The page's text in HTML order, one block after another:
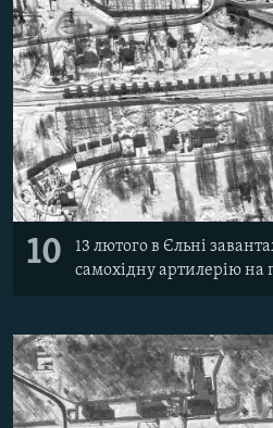
10
13 лютого в Єльні
самохідну артилерію на